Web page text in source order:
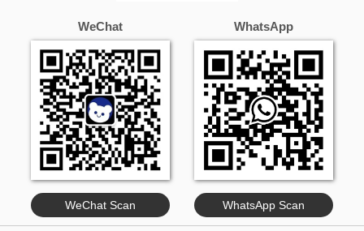
WeChat
WeChat Scan
WhatsApp
WhatsApp Scan